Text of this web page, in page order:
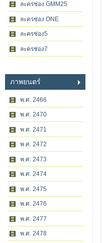
ละครช่อง GMM25
ละครช่อง ONE
ละครช่อง5
ละครช่อง7
ภาพยนตร์
พ.ศ. 2466
พ.ศ. 2470
พ.ศ. 2471
พ.ศ. 2472
พ.ศ. 2473
พ.ศ. 2474
พ.ศ. 2475
พ.ศ. 2476
พ.ศ. 2477
พ.ศ. 2478